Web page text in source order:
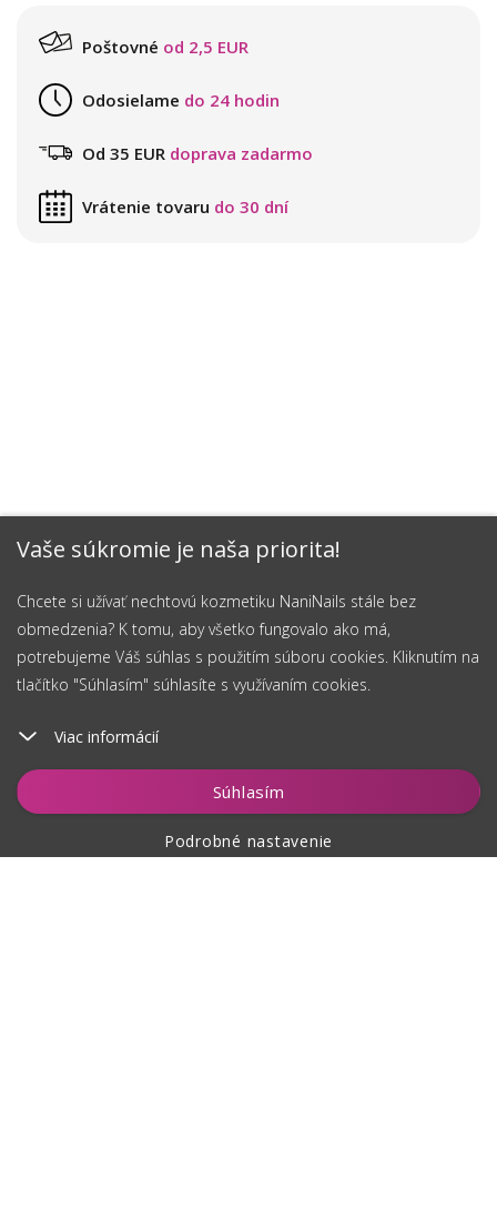
Vaše súkromie je naša priorita!
Chcete si užívať nechtovú kozmetiku NaniNails stále bez
obmedzenia? K tomu, aby všetko fungovalo ako má,
potrebujeme Váš súhlas s použitím súboru cookies. Kliknutím na
tlačítko "Súhlasím" súhlasíte s využívaním cookies.
Viac informácií
Súhlasím
Podrobné nastavenie
Hlídat
Poštovné od 2,5 EUR
Odosielame do 24 hodin
Od 35 EUR doprava zadarmo
Vrátenie tovaru do 30 dní